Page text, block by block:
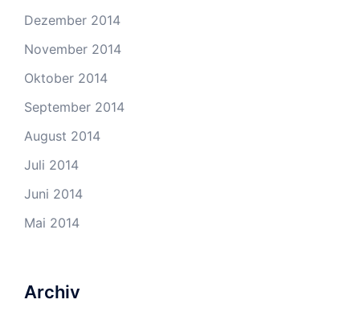
Dezember 2014
November 2014
Oktober 2014
September 2014
August 2014
Juli 2014
Juni 2014
Mai 2014
Archiv